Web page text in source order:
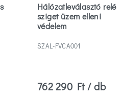
Hálózatleválasztó relé
sziget üzem elleni
védelem
SZAL-FVCA001
762 290 Ft / db